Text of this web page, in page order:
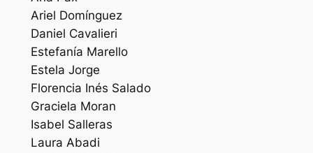
Ariel Domínguez
Daniel Cavalieri
Estefanía Marello
Estela Jorge
Florencia Inés Salado
Graciela Moran
Isabel Salleras
Laura Abadi